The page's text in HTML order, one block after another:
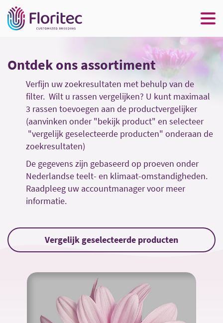
Ontdek ons assortiment
Verfijn uw zoekresultaten met behulp van de
filter. Wilt u rassen vergelijken? U kunt maximaal
3 rassen toevoegen aan de productvergelijker
(aanvinken onder "bekijk product" en selecteer
"vergelijk geselecteerde producten" onderaan de
zoekresultaten)
De gegevens zijn gebaseerd op proeven onder
Nederlandse teelt- en klimaat-omstandigheden.
Raadpleeg uw accountmanager voor meer
informatie.